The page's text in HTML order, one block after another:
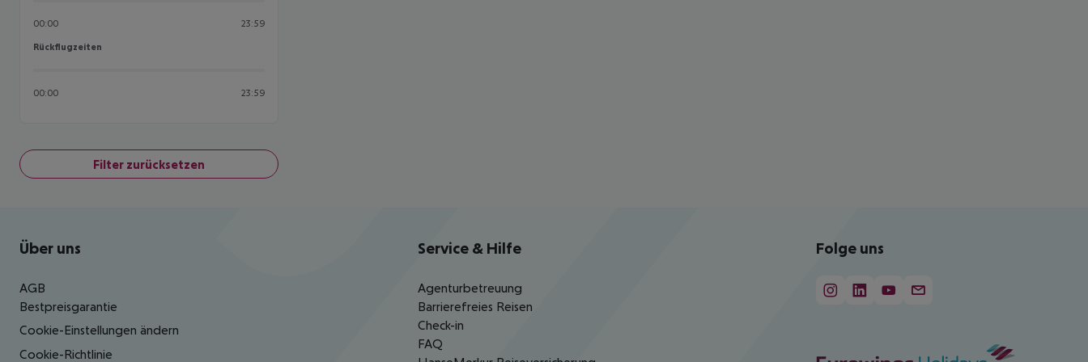
00:00 23:59
Rückflugzeiten
Rückflugzeiten
00:00 23:59
Filter zurücksetzen
Footer navigation
Über uns
AGB
Bestpreisgarantie
Cookie-Einstellungen ändern
Cookie-Richtlinie
Service & Hilfe
Agenturbetreuung
Barrierefreies Reisen
Check-in
FAQ
Folge uns